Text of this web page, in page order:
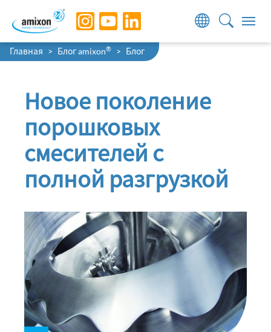
Skip to main navigation
Skip to main content
Skip to page footer
You are here:
Главная Блог amixon® Блог
Новое поколение
порошковых
смесителей с
полной разгрузкой